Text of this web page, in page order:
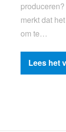
merkt dat
om te…
Lees het